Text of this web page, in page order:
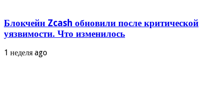
Блокчейн Zcash обновили после критической
уязвимости. Что изменилось
1 неделя ago